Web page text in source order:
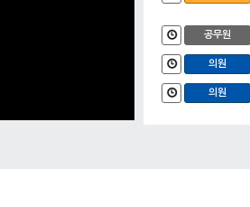
공무원
의원
의원